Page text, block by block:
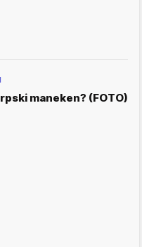
maneken? (FOTO)